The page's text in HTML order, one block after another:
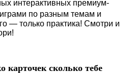
интерактивных премиум-
по разным темам и
— только практика! Смотри и
карточек сколько тебе